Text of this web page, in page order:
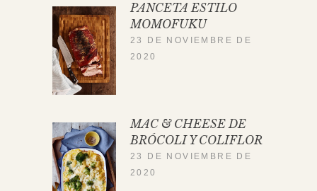
PANCETA ESTILO
MOMOFUKU
23 DE NOVIEMBRE DE
2020
MAC & CHEESE DE
BRÓCOLI Y COLIFLOR
23 DE NOVIEMBRE DE
2020